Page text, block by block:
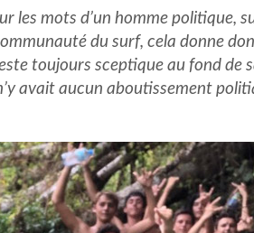
les mots d’un homme politique,
du surf, cela donne
toujours sceptique au fond de
avait aucun aboutissement